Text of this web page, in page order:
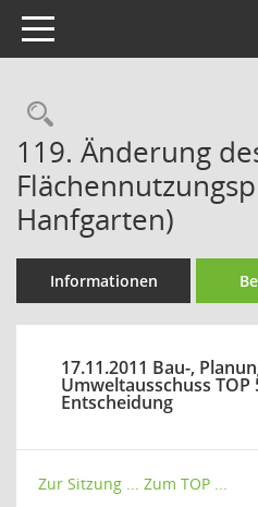
Toggle navigation
119. Änderung
Hanfgarten)
Informationen
17.11.2011 Bau-,
Umweltausschuss
Entscheidung
Zur Sitzung ... Zum TOP ...